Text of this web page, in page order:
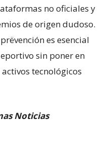
no oficiales y
de origen dudoso.
es esencial
sin poner en
tecnológicos
Noticias